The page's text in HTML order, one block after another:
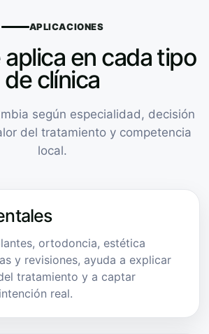
APLICACIONES
en cada tipo
de clínica
según especialidad, decisión
del tratamiento y competencia
local.
ortodoncia, estética
y revisiones, ayuda a explicar
tratamiento y a captar
real.